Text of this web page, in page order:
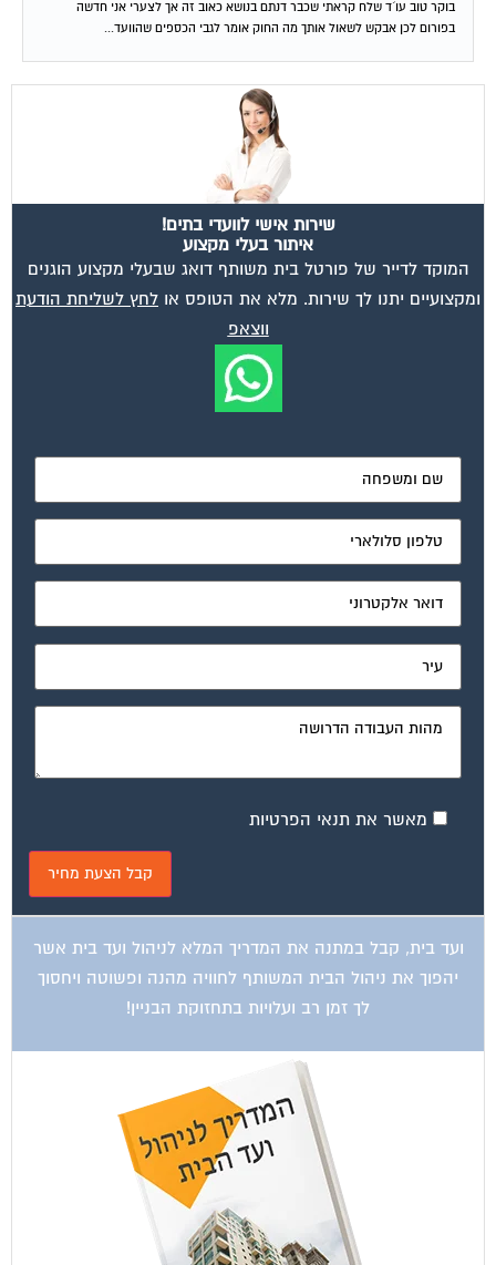
בוקר טוב עו´ד שלח קראתי שכבר דנתם בנושא כאוב זה אך לצערי אני חדשה
בפורום לכן אבקש לשאול אותך מה החוק אומר לגבי הכספים שהוועד...
שירות אישי לוועדי בתים!
איתור בעלי מקצוע
המוקד לדייר של פורטל בית משותף דואג שבעלי מקצוע הוגנים
ומקצועיים יתנו לך שירות. מלא את הטופס או לחץ לשליחת הודעת
ווצאפ
מאשר את תנאי הפרטיות
ועד בית, קבל במתנה את המדריך המלא לניהול ועד בית אשר
יהפוך את ניהול הבית המשותף לחוויה מהנה ופשוטה ויחסוך
לך זמן רב ועלויות בתחזוקת הבניין!